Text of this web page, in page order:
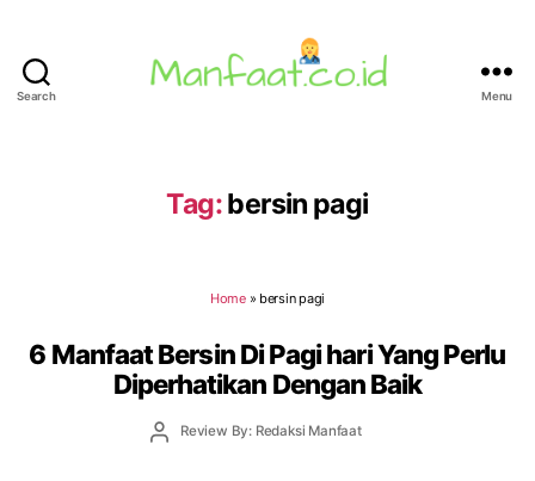
Search Menu
Tag:bersin pagi
Home» bersin pagi
6 Manfaat Bersin Di Pagi hari Yang Perlu
Diperhatikan Dengan Baik
PostReview By: Redaksi Manfaat